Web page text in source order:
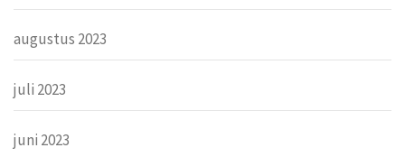
augustus 2023
juli 2023
juni 2023